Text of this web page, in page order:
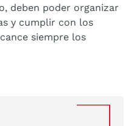
deben poder organizar
y cumplir con los
siempre los